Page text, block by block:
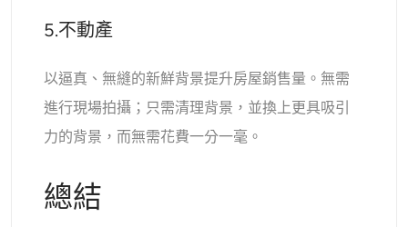
5.不動產
以逼真、無縫的新鮮背景提升房屋銷售量。無需
進行現場拍攝；只需清理背景，並換上更具吸引
力的背景，而無需花費一分一毫。
總結